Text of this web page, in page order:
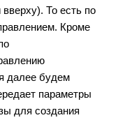
вверху). То есть по
Кроме
далее будем
параметры
для создания